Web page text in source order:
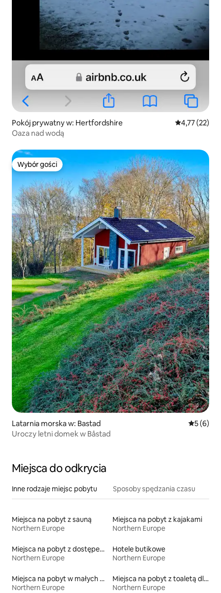
Pokój prywatny w: Hertfordshire Średnia
4,77 (22)
Oaza nad wodą
Wybór gości
Wybór gości
Latarnia morska w: Bastad Średnia
5 (6)
Uroczy letni domek w Båstad
Miejsca do odkrycia
Inne rodzaje miejsc pobytu Sposoby spędzania czasu
Miejsca na pobyt z sauną
Northern Europe
Miejsca na pobyt z kajakami
Northern Europe
Miejsca na pobyt z dostępem do jeziora
Northern Europe
Hotele butikowe
Northern Europe
Miejsca na pobyt w małych domkach
Northern Europe
Miejsca na pobyt z toaletą dla osoby z niepełnosprawnością
Northern Europe